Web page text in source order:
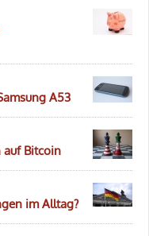
A53
auf Bitcoin
im Alltag?